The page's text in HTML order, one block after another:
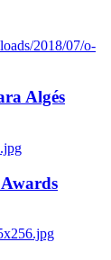
2018/07/o-
Algés